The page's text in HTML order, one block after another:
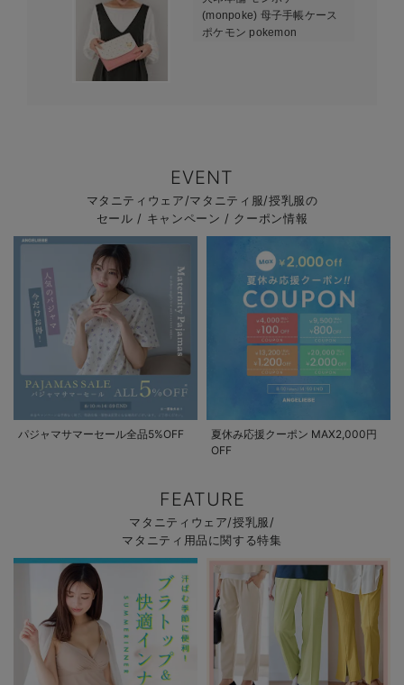
(monpoke) 母子手帳ケース
ポケモン pokemon
EVENT
マタニティウェア/マタニティ服/授乳服の
セール / キャンペーン / クーポン情報
パジャマサマーセール全品5%OFF
夏休み応援クーポン MAX2,000円
OFF
FEATURE
マタニティウェア/授乳服/
マタニティ用品に関する特集